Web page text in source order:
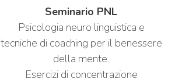
Seminario PNL
Psicologia neuro linguistica e
tecniche di coaching per il benessere
della mente.
Esercizi di concentrazione